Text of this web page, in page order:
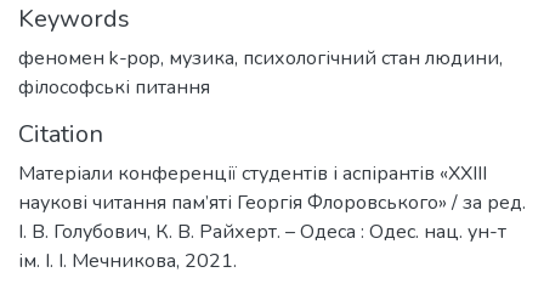
Keywords
феномен k-pop, музика, психологічний стан людини,
філософські питання
Citation
Матеріали конференції студентів і аспірантів «ХХІІІ
наукові читання пам’яті Георгія Флоровського» / за ред.
І. В. Голубович, К. В. Райхерт. – Одеса : Одес. нац. ун-т
ім. І. І. Мечникова, 2021.